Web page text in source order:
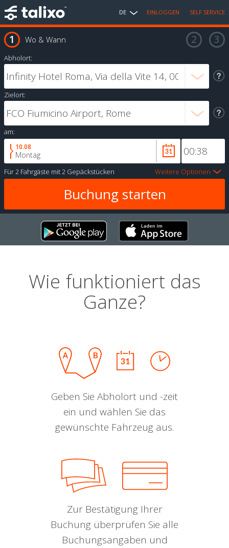
DE EINLOGGEN SELF SERVICE
Wo & Wann
Abholort:
Zielort:
am:
10.08
Montag
Für2 Fahrgäste mit2 Gepäckstücken Weitere Optionen
Wie funktioniert das
Ganze?
Geben Sie Abholort und -zeit
ein und wählen Sie das
gewünschte Fahrzeug aus.
Zur Bestätigung Ihrer
Buchung überprüfen Sie alle
Buchungsangaben und